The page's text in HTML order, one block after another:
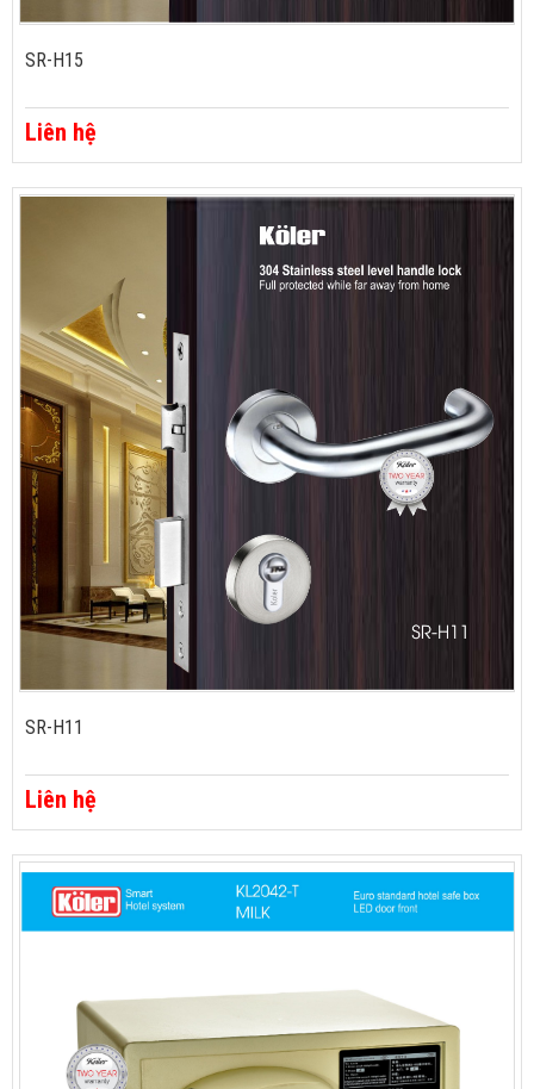
SR-H15
Liên hệ
SR-H11
Liên hệ